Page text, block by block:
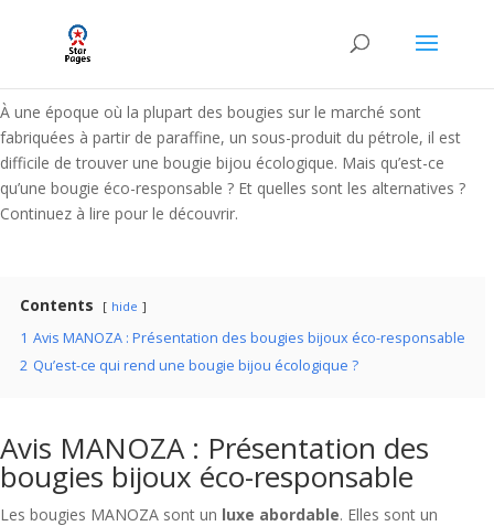
À une époque où la plupart des bougies sur le marché sont
fabriquées à partir de paraffine, un sous-produit du pétrole, il est
difficile de trouver une bougie bijou écologique. Mais qu’est-ce
qu’une bougie éco-responsable ? Et quelles sont les alternatives ?
Continuez à lire pour le découvrir.
Contents hide
1 Avis MANOZA : Présentation des bougies bijoux éco-responsable
2 Qu’est-ce qui rend une bougie bijou écologique ?
Avis MANOZA : Présentation des
bougies bijoux éco-responsable
Les bougies MANOZA sont un luxe abordable. Elles sont un